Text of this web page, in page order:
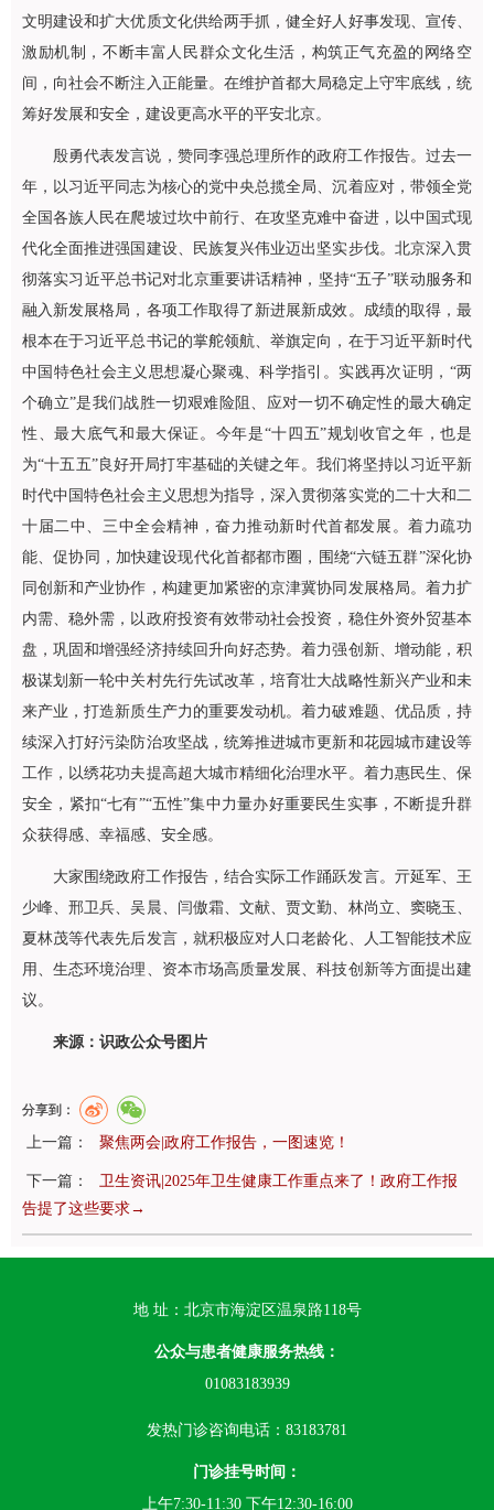
文明建设和扩大优质文化供给两手抓，健全好人好事发现、宣传、
激励机制，不断丰富人民群众文化生活，构筑正气充盈的网络空
间，向社会不断注入正能量。在维护首都大局稳定上守牢底线，统
筹好发展和安全，建设更高水平的平安北京。
殷勇代表发言说，赞同李强总理所作的政府工作报告。过去一
年，以习近平同志为核心的党中央总揽全局、沉着应对，带领全党
全国各族人民在爬坡过坎中前行、在攻坚克难中奋进，以中国式现
代化全面推进强国建设、民族复兴伟业迈出坚实步伐。北京深入贯
彻落实习近平总书记对北京重要讲话精神，坚持“五子”联动服务和
融入新发展格局，各项工作取得了新进展新成效。成绩的取得，最
根本在于习近平总书记的掌舵领航、举旗定向，在于习近平新时代
中国特色社会主义思想凝心聚魂、科学指引。实践再次证明，“两
个确立”是我们战胜一切艰难险阻、应对一切不确定性的最大确定
性、最大底气和最大保证。今年是“十四五”规划收官之年，也是
为“十五五”良好开局打牢基础的关键之年。我们将坚持以习近平新
时代中国特色社会主义思想为指导，深入贯彻落实党的二十大和二
十届二中、三中全会精神，奋力推动新时代首都发展。着力疏功
能、促协同，加快建设现代化首都都市圈，围绕“六链五群”深化协
同创新和产业协作，构建更加紧密的京津冀协同发展格局。着力扩
内需、稳外需，以政府投资有效带动社会投资，稳住外资外贸基本
盘，巩固和增强经济持续回升向好态势。着力强创新、增动能，积
极谋划新一轮中关村先行先试改革，培育壮大战略性新兴产业和未
来产业，打造新质生产力的重要发动机。着力破难题、优品质，持
续深入打好污染防治攻坚战，统筹推进城市更新和花园城市建设等
工作，以绣花功夫提高超大城市精细化治理水平。着力惠民生、保
安全，紧扣“七有”“五性”集中力量办好重要民生实事，不断提升群
众获得感、幸福感、安全感。
大家围绕政府工作报告，结合实际工作踊跃发言。亓延军、王
少峰、邢卫兵、吴晨、闫傲霜、文献、贾文勤、林尚立、窦晓玉、
夏林茂等代表先后发言，就积极应对人口老龄化、人工智能技术应
用、生态环境治理、资本市场高质量发展、科技创新等方面提出建
议。
来源：识政公众号图片
分享到：
上一篇： 聚焦两会|政府工作报告，一图速览！
下一篇：
卫生资讯|2025年卫生健康工作重点来了！政府工作报
告提了这些要求→
地 址：北京市海淀区温泉路118号
公众与患者健康服务热线：
01083183939
发热门诊咨询电话：83183781
门诊挂号时间：
上午7:30-11:30 下午12:30-16:00